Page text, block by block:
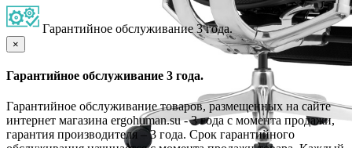
Гарантийное обслуживание 3 года.
×
Гарантийное обслуживание 3 года.
Гарантийное обслуживание товаров, размещенных на сайте
интернет магазина ergohuman.su - 3 года с момента продажи,
гарантия производителя – 3 года. Срок гарантийного